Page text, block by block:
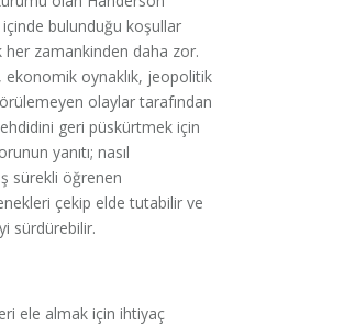
bulunduğu koşullar
her zamankinden daha zor.
ekonomik oynaklık, jeopolitik
olaylar tarafından
tehdidini geri püskürtmek için
yanıtı; nasıl
sürekli öğrenen
çekip elde tutabilir ve
sürdürebilir.
ele almak için ihtiyaç